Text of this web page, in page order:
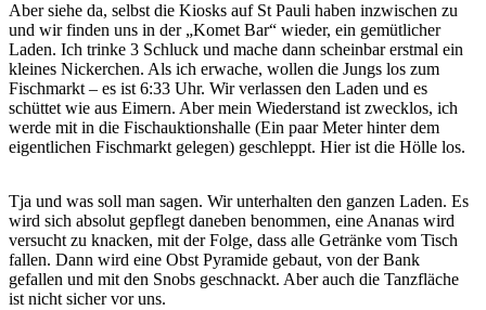
Aber siehe da, selbst die Kiosks auf St Pauli haben inzwischen zu
und wir finden uns in der „Komet Bar“ wieder, ein gemütlicher
Laden. Ich trinke 3 Schluck und mache dann scheinbar erstmal ein
kleines Nickerchen. Als ich erwache, wollen die Jungs los zum
Fischmarkt – es ist 6:33 Uhr. Wir verlassen den Laden und es
schüttet wie aus Eimern. Aber mein Wiederstand ist zwecklos, ich
werde mit in die Fischauktionshalle (Ein paar Meter hinter dem
eigentlichen Fischmarkt gelegen) geschleppt. Hier ist die Hölle los.
Tja und was soll man sagen. Wir unterhalten den ganzen Laden. Es
wird sich absolut gepflegt daneben benommen, eine Ananas wird
versucht zu knacken, mit der Folge, dass alle Getränke vom Tisch
fallen. Dann wird eine Obst Pyramide gebaut, von der Bank
gefallen und mit den Snobs geschnackt. Aber auch die Tanzfläche
ist nicht sicher vor uns.